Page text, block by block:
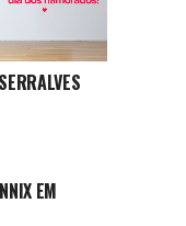
EM